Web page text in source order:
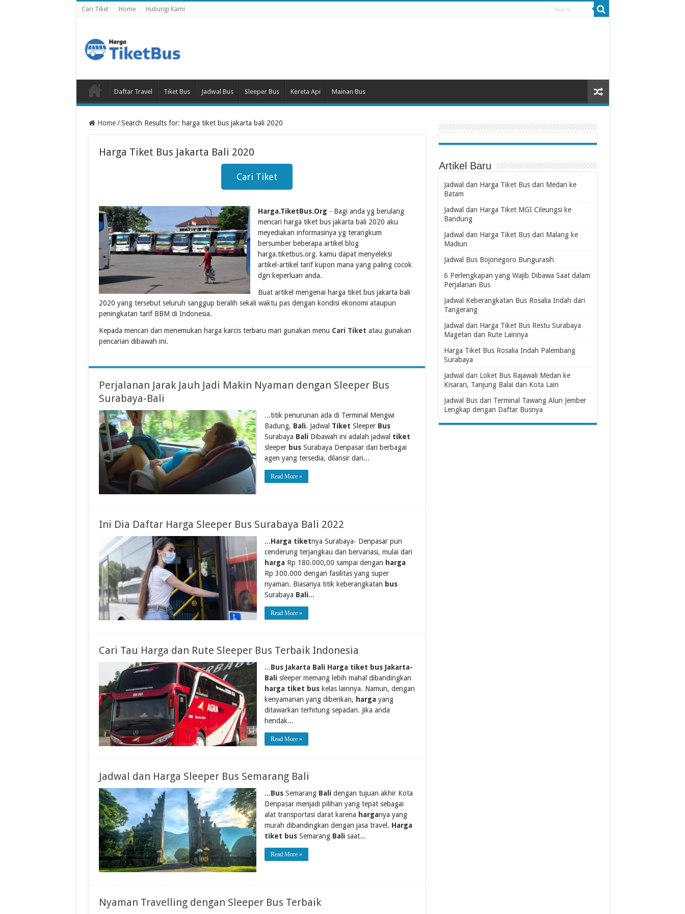
Cari Tiket Home Hubungi Kami
Daftar Travel Tiket Bus Jadwal Bus Sleeper Bus Kereta Api Mainan Bus
Home / Search Results for: harga tiket bus jakarta bali 2020
Harga Tiket Bus Jakarta Bali 2020
Cari Tiket
Harga.TiketBus.Org - Bagi anda yg berulang
mencari harga tiket bus jakarta bali 2020 aku
meyediakan informasinya yg terangkum
bersumber beberapa artikel blog
harga.tiketbus.org. kamu dapat menyeleksi
artikel-artikel tarif kupon mana yang paling cocok
dgn keperluan anda.
Buat artikel mengenai harga tiket bus jakarta bali
2020 yang tersebut seluruh sanggup beralih sekali waktu pas dengan kondisi ekonomi ataupun
peningkatan tarif BBM di Indonesia.
Kepada mencari dan menemukan harga karcis terbaru mari gunakan menu Cari Tiket atau gunakan
pencarian dibawah ini.
Perjalanan Jarak Jauh Jadi Makin Nyaman dengan Sleeper Bus
Surabaya-Bali
...titik penurunan ada di Terminal Mengwi
Badung, Bali. Jadwal Tiket Sleeper Bus
Surabaya BaliDibawah ini adalah jadwal tiket
sleeper busSurabaya Denpasar dari berbagai
agen yang tersedia, dilansir dari...
Read More »
Ini Dia Daftar Harga Sleeper Bus Surabaya Bali 2022
...Harga tiketnya Surabaya- Denpasar pun
cenderung terjangkau dan bervariasi, mulai dari
hargaRp 180.000,00 sampai dengan harga
Rp 300.000 dengan fasilitas yang super
nyaman. Biasanya titik keberangkatan bus
Surabaya Bali...
Read More »
Cari Tau Harga dan Rute Sleeper Bus Terbaik Indonesia
...Bus Jakarta Bali Harga tiket bus Jakarta-
Balisleeper memang lebih mahal dibandingkan
harga tiket buskelas lainnya. Namun, dengan
kenyamanan yang diberikan, hargayang
ditawarkan terhitung sepadan. Jika anda
hendak...
Read More »
Jadwal dan Harga Sleeper Bus Semarang Bali
...BusSemarang Balidengan tujuan akhir Kota
Denpasar menjadi pilihan yang tepat sebagai
alat transportasi darat karena harganya yang
murah dibandingkan dengan jasa travel. Harga
tiket busSemarang Balisaat...
Read More »
Nyaman Travelling dengan Sleeper Bus Terbaik
Artikel Baru
Jadwal dan Harga Tiket Bus dari Medan ke
Batam
Jadwal dan Harga Tiket MGI Cileungsi ke
Bandung
Jadwal dan Harga Tiket Bus dari Malang ke
Madiun
Jadwal Bus Bojonegoro Bungurasih
6 Perlengkapan yang Wajib Dibawa Saat dalam
Perjalanan Bus
Jadwal Keberangkatan Bus Rosalia Indah dari
Tangerang
Jadwal dan Harga Tiket Bus Restu Surabaya
Magetan dan Rute Lainnya
Harga Tiket Bus Rosalia Indah Palembang
Surabaya
Jadwal dan Loket Bus Rajawali Medan ke
Kisaran, Tanjung Balai dan Kota Lain
Jadwal Bus dari Terminal Tawang Alun Jember
Lengkap dengan Daftar Busnya